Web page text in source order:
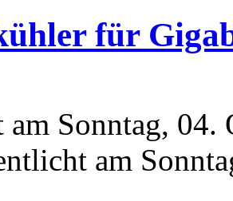
für
am Sonntag, 04.
am